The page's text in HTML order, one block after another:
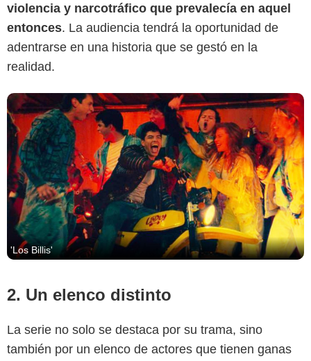
violencia y narcotráfico que prevalecía en aquel
entonces. La audiencia tendrá la oportunidad de
adentrarse en una historia que se gestó en la
realidad.
'Los Billis'
2. Un elenco distinto
La serie no solo se destaca por su trama, sino
también por un elenco de actores que tienen ganas
Prime Video